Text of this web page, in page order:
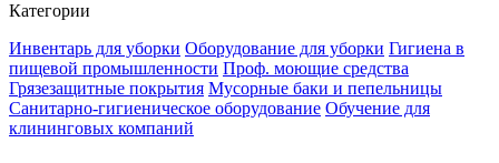
Категории
Инвентарь для уборки Оборудование для уборки Гигиена в
пищевой промышленности Проф. моющие средства
Грязезащитные покрытия Мусорные баки и пепельницы
Санитарно-гигиеническое оборудование Обучение для
клининговых компаний